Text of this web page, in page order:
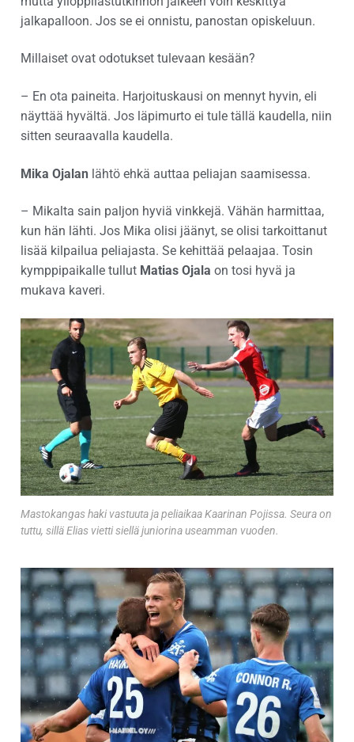
jalkapalloon. Jos se ei onnistu, panostan opiskeluun.
Millaiset ovat odotukset tulevaan kesään?
– En ota paineita. Harjoituskausi on mennyt hyvin, eli
näyttää hyvältä. Jos läpimurto ei tule tällä kaudella, niin
sitten seuraavalla kaudella.
Mika Ojalan lähtö ehkä auttaa peliajan saamisessa.
– Mikalta sain paljon hyviä vinkkejä. Vähän harmittaa,
kun hän lähti. Jos Mika olisi jäänyt, se olisi tarkoittanut
lisää kilpailua peliajasta. Se kehittää pelaajaa. Tosin
kymppipaikalle tullut Matias Ojala on tosi hyvä ja
mukava kaveri.
Mastokangas haki vastuuta ja peliaikaa Kaarinan Pojissa. Seura on
tuttu, sillä Elias vietti siellä juniorina useamman vuoden.